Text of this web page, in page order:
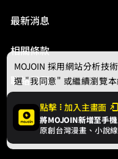
最新消息
相關條款
聯絡我們
© 2024 gamania
點擊 加入主畫面
將MOJOIN新增至手
原創台灣漫畫、小說線
MOJOIN 採用網站分析技
選 "我同意" 或繼續瀏覽
Cookie，欲瞭解更多資訊